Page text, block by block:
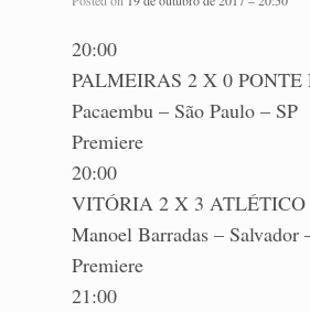
20:00
PALMEIRAS 2 X 0 PONTE
Pacaembu – São Paulo – SP
Premiere
20:00
VITÓRIA 2 X 3 ATLÉTICO
Manoel Barradas – Salvador
Premiere
21:00